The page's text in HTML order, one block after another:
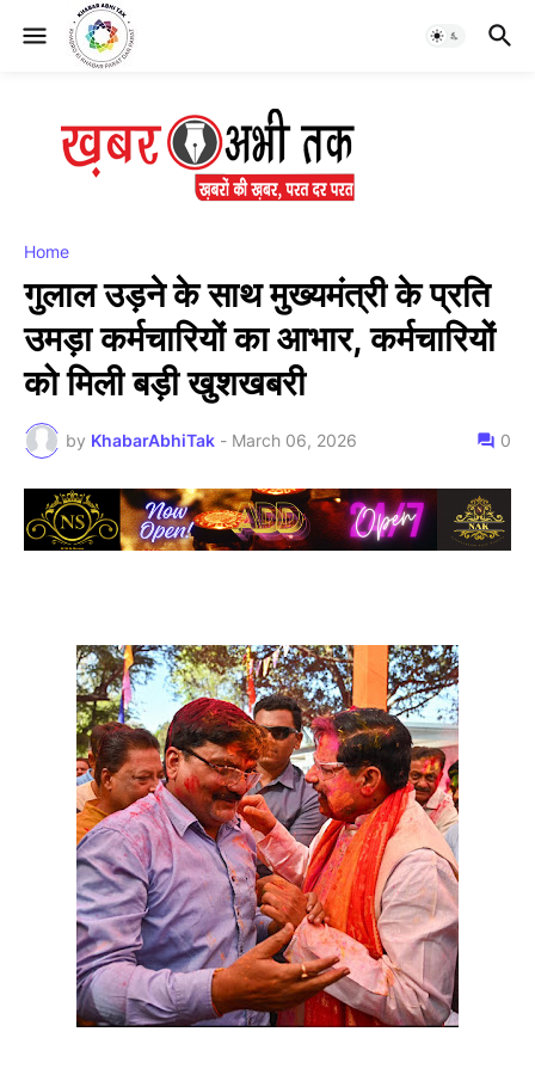
Home
गुलाल उड़ने के साथ मुख्यमंत्री के प्रति
उमड़ा कर्मचारियों का आभार, कर्मचारियों
को मिली बड़ी खुशखबरी
by KhabarAbhiTak - March 06, 2026 0